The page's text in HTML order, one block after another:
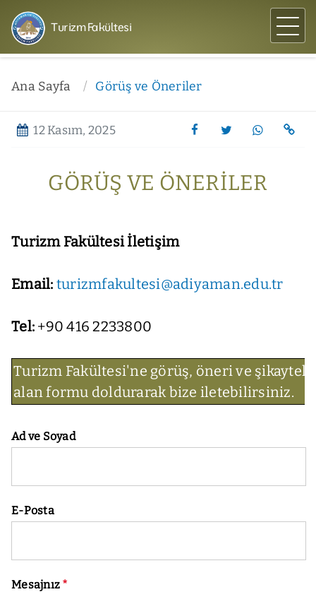
Turizm Fakültesi
Ana Sayfa Görüş ve Öneriler
12 Kasım, 2025
GÖRÜŞ VE ÖNERILER
Turizm Fakültesi İletişim
Email: turizmfakultesi@adiyaman.edu.tr
Tel: +90 416 2233800
Turizm Fakültesi'ne görüş, öneri ve
alan formu doldurarak bize iletebilirsiniz.
Ad ve Soyad
E-Posta
Mesajnız *